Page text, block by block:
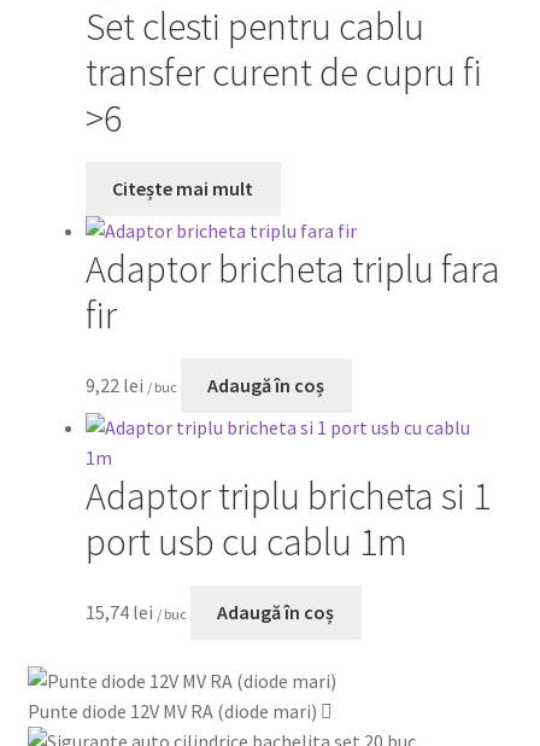
Set clesti pentru cablu
transfer curent de cupru fi
>6
Citește mai mult
Adaptor bricheta triplu fara
fir
9,22 lei / buc Adaugă în coș
Adaptor triplu bricheta si 1
port usb cu cablu 1m
15,74 lei / buc Adaugă în coș
Punte diode 12V MV RA (diode mari)